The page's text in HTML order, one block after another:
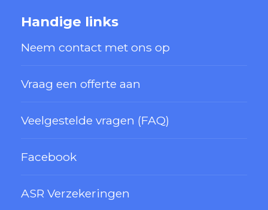
Handige links
Neem contact met ons op
Vraag een offerte aan
Veelgestelde vragen (FAQ)
Facebook
ASR Verzekeringen